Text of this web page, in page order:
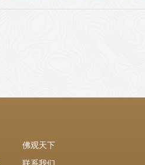
佛观天下
联系我们